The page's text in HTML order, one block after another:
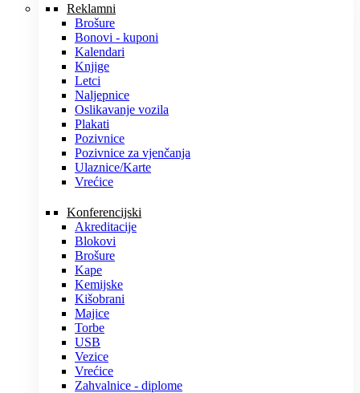
Reklamni
Brošure
Bonovi - kuponi
Kalendari
Knjige
Letci
Naljepnice
Oslikavanje vozila
Plakati
Pozivnice
Pozivnice za vjenčanja
Ulaznice/Karte
Vrećice
Konferencijski
Akreditacije
Blokovi
Brošure
Kape
Kemijske
Kišobrani
Majice
Torbe
USB
Vezice
Vrećice
Zahvalnice - diplome